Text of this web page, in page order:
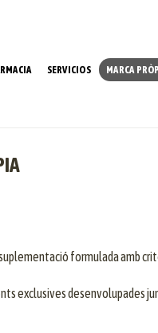
SERVICIOS MARCA
formulada amb
exclusives desenvolupades